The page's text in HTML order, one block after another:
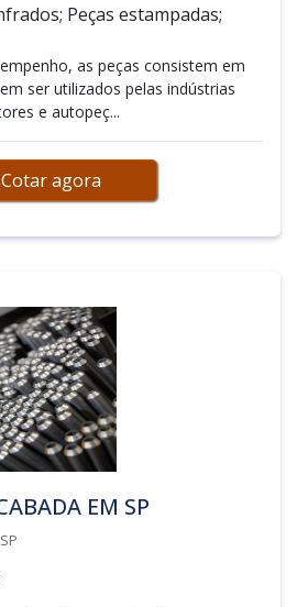
Peças estampadas;
as peças consistem em
ser utilizados pelas indústrias
e autopeç...
Cotar agora
EM SP